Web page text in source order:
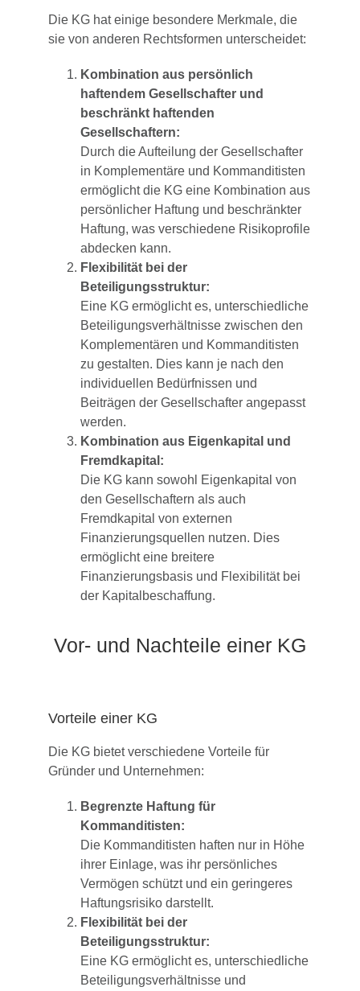
Die KG hat einige besondere Merkmale, die
sie von anderen Rechtsformen unterscheidet:
Kombination aus persönlich
haftendem Gesellschafter und
beschränkt haftenden
Gesellschaftern:
Durch die Aufteilung der Gesellschafter
in Komplementäre und Kommanditisten
ermöglicht die KG eine Kombination aus
persönlicher Haftung und beschränkter
Haftung, was verschiedene Risikoprofile
abdecken kann.
Flexibilität bei der
Beteiligungsstruktur:
Eine KG ermöglicht es, unterschiedliche
Beteiligungsverhältnisse zwischen den
Komplementären und Kommanditisten
zu gestalten. Dies kann je nach den
individuellen Bedürfnissen und
Beiträgen der Gesellschafter angepasst
werden.
Kombination aus Eigenkapital und
Fremdkapital:
Die KG kann sowohl Eigenkapital von
den Gesellschaftern als auch
Fremdkapital von externen
Finanzierungsquellen nutzen. Dies
ermöglicht eine breitere
Finanzierungsbasis und Flexibilität bei
der Kapitalbeschaffung.
Vor- und Nachteile einer KG
Vorteile einer KG
Die KG bietet verschiedene Vorteile für
Gründer und Unternehmen:
Begrenzte Haftung für
Kommanditisten:
Die Kommanditisten haften nur in Höhe
ihrer Einlage, was ihr persönliches
Vermögen schützt und ein geringeres
Haftungsrisiko darstellt.
Flexibilität bei der
Beteiligungsstruktur:
Eine KG ermöglicht es, unterschiedliche
Beteiligungsverhältnisse und